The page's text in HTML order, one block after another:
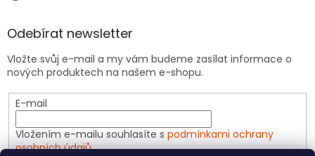
Odebírat newsletter
Vložte svůj e-mail a my vám budeme zasílat informace o
nových produktech na našem e-shopu.
E-mail
Vložením e-mailu souhlasíte s podmínkami ochrany
osobních údajů